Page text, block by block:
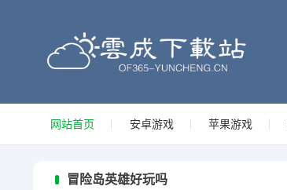
网站首页 安卓游戏 苹果游戏
冒险岛英雄好玩吗